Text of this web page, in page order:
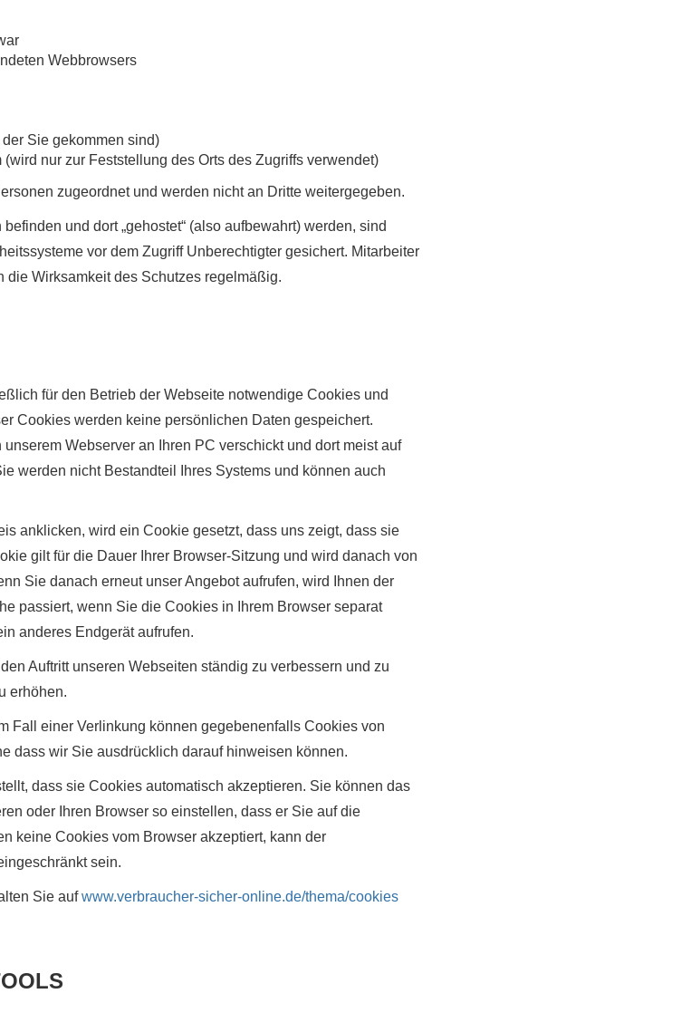
Webbrowsers
Sie gekommen sind)
(wird nur zur Feststellung des Orts des Zugriffs verwendet)
zugeordnet und werden nicht an Dritte weitergegeben.
und dort „gehostet“ (also aufbewahrt) werden, sind
vor dem Zugriff Unberechtigter gesichert. Mitarbeiter
die Wirksamkeit des Schutzes regelmäßig.
für den Betrieb der Webseite notwendige Cookies und
Cookies werden keine persönlichen Daten gespeichert.
Webserver an Ihren PC verschickt und dort meist auf
werden nicht Bestandteil Ihres Systems und können auch
anklicken, wird ein Cookie gesetzt, dass uns zeigt, dass sie
gilt für die Dauer Ihrer Browser-Sitzung und wird danach von
Sie danach erneut unser Angebot aufrufen, wird Ihnen der
passiert, wenn Sie die Cookies in Ihrem Browser separat
anderes Endgerät aufrufen.
Auftritt unseren Webseiten ständig zu verbessern und zu
erhöhen.
Fall einer Verlinkung können gegebenenfalls Cookies von
dass wir Sie ausdrücklich darauf hinweisen können.
dass sie Cookies automatisch akzeptieren. Sie können das
oder Ihren Browser so einstellen, dass er Sie auf die
keine Cookies vom Browser akzeptiert, kann der
sein.
Sie aufwww.verbraucher-sicher-online.de/thema/cookies